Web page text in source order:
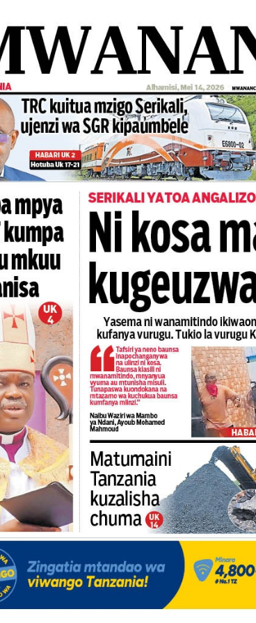
MHE. CHANDE AIPONGEZA WRRB KWA
NAIBU WAZIRI CHANDE ARIDHISHWA NA
TBS YAHIMIZA WAJASIRIAMALI KUTHIBITISHA
WMA YAWAFUNDISHA WATOTO VIPIMO: NAIBU
TBS YAWAHIMIZA WAJASIRIAMALI KUOMBA
NAIBU KATIBU MKUU UJENZI ARIDHISHWA NA
DKT. MSONDE: TBA NI KITOVU CHA FURSA ZA
Waziri Kabudi: Kilosa Iendelee Kulinda Amani,
HABARI ZILIZOPEWA UZITO WA JUU KATIKA
PINDA APONGEZA TVLA KWA KUJENGA
MFUMO WA M+2 WAIMARISHA UHAKIKA WA
PINDA AIPONGEZA MATI TECHNOLOGIES KWA
DKT. SIMBEYE ASISITIZA UMOJA WA VYUO
FCC YAENDELEA KUJENGA MAZINGIRA BORA